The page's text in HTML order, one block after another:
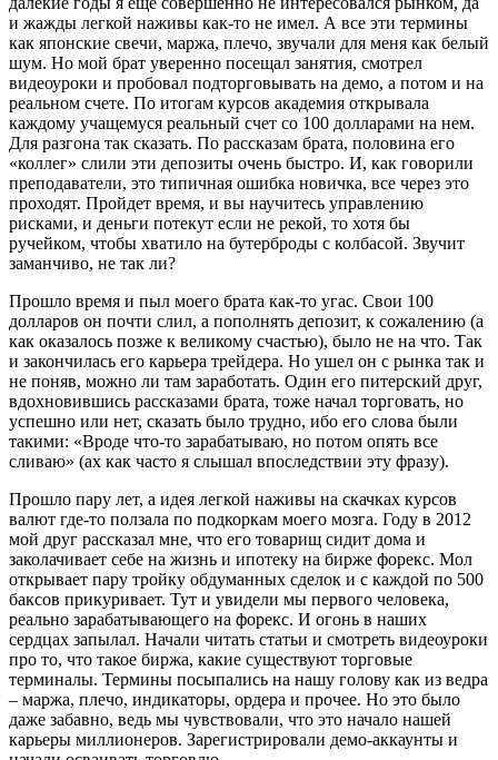
и жажды легкой наживы как-то не имел. А все эти термины
как японские свечи, маржа, плечо, звучали для меня как белый
шум. Но мой брат уверенно посещал занятия, смотрел
видеоуроки и пробовал подторговывать на демо, а потом и на
реальном счете. По итогам курсов академия открывала
каждому учащемуся реальный счет со 100 долларами на нем.
Для разгона так сказать. По рассказам брата, половина его
«коллег» слили эти депозиты очень быстро. И, как говорили
преподаватели, это типичная ошибка новичка, все через это
проходят. Пройдет время, и вы научитесь управлению
рисками, и деньги потекут если не рекой, то хотя бы
ручейком, чтобы хватило на бутерброды с колбасой. Звучит
заманчиво, не так ли?
Прошло время и пыл моего брата как-то угас. Свои 100
долларов он почти слил, а пополнять депозит, к сожалению (а
как оказалось позже к великому счастью), было не на что. Так
и закончилась его карьера трейдера. Но ушел он с рынка так и
не поняв, можно ли там заработать. Один его питерский друг,
вдохновившись рассказами брата, тоже начал торговать, но
успешно или нет, сказать было трудно, ибо его слова были
такими: «Вроде что-то зарабатываю, но потом опять все
сливаю» (ах как часто я слышал впоследствии эту фразу).
Прошло пару лет, а идея легкой наживы на скачках курсов
валют где-то ползала по подкоркам моего мозга. Году в 2012
мой друг рассказал мне, что его товарищ сидит дома и
заколачивает себе на жизнь и ипотеку на бирже форекс. Мол
открывает пару тройку обдуманных сделок и с каждой по 500
баксов прикуривает. Тут и увидели мы первого человека,
реально зарабатывающего на форекс. И огонь в наших
сердцах запылал. Начали читать статьи и смотреть видеоуроки
про то, что такое биржа, какие существуют торговые
терминалы. Термины посыпались на нашу голову как из ведра
– маржа, плечо, индикаторы, ордера и прочее. Но это было
даже забавно, ведь мы чувствовали, что это начало нашей
карьеры миллионеров. Зарегистрировали демо-аккаунты и